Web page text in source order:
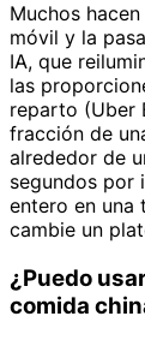
Muchos
móvil y la
IA, que
las
reparto (Uber
fracción de
alrededor de
segundos por
entero en
cambie un
¿Puedo
comida